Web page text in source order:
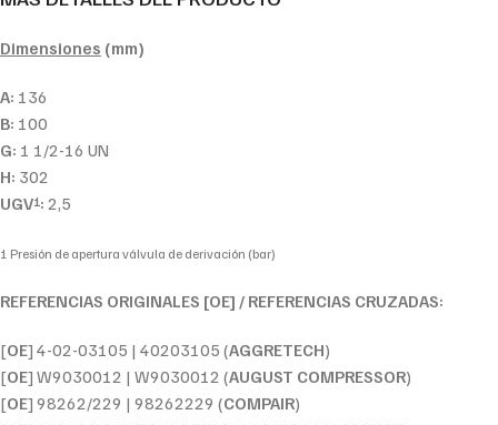
Dimensiones (mm)
A: 136
B: 100
G: 1 1/2-16 UN
H: 302
UGV1: 2,5
1 Presión de apertura válvula de derivación (bar)
REFERENCIAS ORIGINALES [OE] / REFERENCIAS CRUZADAS:
[OE] 4-02-03105 | 40203105 (AGGRETECH)
[OE] W9030012 | W9030012 (AUGUST COMPRESSOR)
[OE] 98262/229 | 98262229 (COMPAIR)